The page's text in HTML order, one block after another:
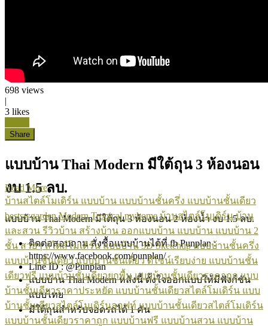
698 views
|
3 likes
Share
แบบบ้าน Thai Modern มีใต้ถุน 3 ห้องนอน
งบ 1.5 ลบ.
แบบบ้าน Thai Modern มีใต้ถุน 3 ห้องนอน 2 ห้องน้ำ งบ 1.5 ลบ.
ติดต่อสอบถาม สั่งซื้อแบบบ้านได้ที่ fb Punplan :
https://www.facebook.com/punplan/
Line ID : @Punplan
แบบบ้าน Thai Modern หลังนี้ ตั้งใจออกแบบให้มีฟังก์ชัน
แบบไทย
มีใต้ถุนสำหรับจอดรถได้ 1 คัน
Read More
บ้านสไตล์โมเดิร์น แบบบ้าน แบบบ้านชั้นครึ่ง แบบบ้านชั้นเดียว
bestswgardenModern Tropicalmyhomeบ้านสไตล์โมเดิร์นบ้าน
และสวน รีวิวบ้าน สร้างบ้าน ออกแบบบ้าน แบบบ้าน แบบบ้าน 2
ชั้น สวยๆ สไตส์โมเดิร์นแบบบ้าน 3D Sketchupแบบบ้านชั้นครึ่ง
แบบบ้านชั้นเดียวแบบบ้านชั้นเดียว ดีไซน์เรียบง่าย แบบบ้านชั้น
เดียวฟรีแบบบ้านชั้นเดียวยกพื้นแบบบ้านชั้นเดียวราคาถูกแบบ
บ้านชั้นเดียวราคาประหยัด แบบบ้านชั้นเดียวสไตล์โมเดิร์น แบบ
บ้านชั้นเดียวสไตล์โมเดิร์นลอฟท์ แบบบ้านชั้นเดียวสไตส์โมเดิร์น
แบบบ้านชั้นเดียวราคาถูก แบบบ้านฟรี แบบบ้านสวน แบบบ้าน